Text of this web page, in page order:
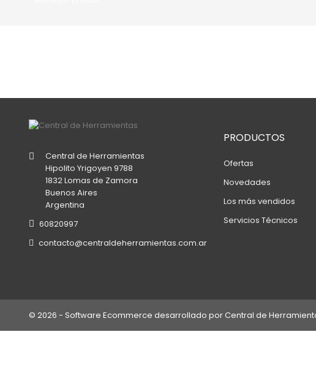
Central de Herramientas
Hipolito Yrigoyen 9788
1832 Lomas de Zamora
Buenos Aires
Argentina
60820997
contacto@centraldeherramientas.com.ar
PRODUCTOS
Ofertas
Novedades
Los más vendidos
Servicios Técnicos
© 2026 - Software Ecommerce desarrollado por Central de